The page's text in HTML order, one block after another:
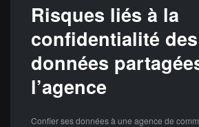
Risques liés à la
confidentialité des
données
l’agence
Confier ses données à une agence de